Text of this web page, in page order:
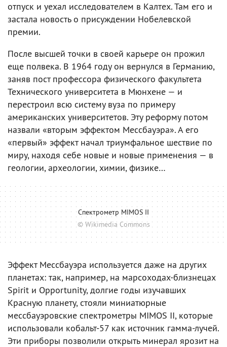
отпуск и уехал исследователем в Калтех. Там его и
застала новость о присуждении Нобелевской
премии.
После высшей точки в своей карьере он прожил
еще полвека. В 1964 году он вернулся в Германию,
заняв пост профессора физического факультета
Технического университета в Мюнхене — и
перестроил всю систему вуза по примеру
американских университетов. Эту реформу потом
назвали «вторым эффектом Мессбауэра». А его
«первый» эффект начал триумфальное шествие по
миру, находя себе новые и новые применения — в
геологии, археологии, химии, физике…
Спектрометр MIMOS II
© Wikimedia Commons
Эффект Мессбауэра используется даже на других
планетах: так, например, на марсоходах-близнецах
Spirit и Opportunity, долгие годы изучавших
Красную планету, стояли миниатюрные
мессбауэровские спектрометры MIMOS II, которые
использовали кобальт-57 как источник гамма-лучей.
Эти приборы позволили открыть минерал ярозит на